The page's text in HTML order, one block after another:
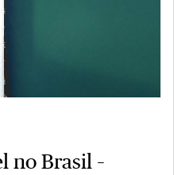
no Brasil –